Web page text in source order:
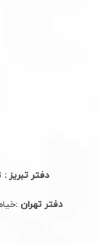
دفتر تبریز :
دفتر تهران